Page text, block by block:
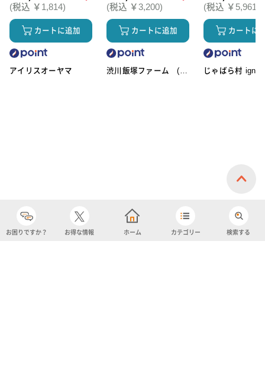
(税込 ￥1,814)
カートに追加
アイリスオーヤマ
(税込 ￥3,200)
カートに追加
渋川飯塚ファーム (ア
(税込 ￥5,961)
カートに
じゃばら村
お困りですか？ お得な情報 ホーム カテゴリー 検索する